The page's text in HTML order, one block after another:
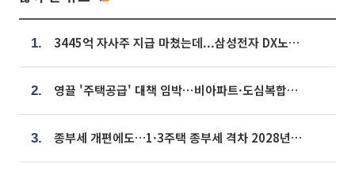
1. 3445억 자사주 지급 마쳤는데...삼성전자 DX노조, 뒤늦은 '떼쓰기 집회'
2. 영끌 '주택공급' 대책 임박⋯비아파트·도심복합까지 총동원
3. 종부세 개편에도…1·3주택 종부세 격차 2028년부터 확대